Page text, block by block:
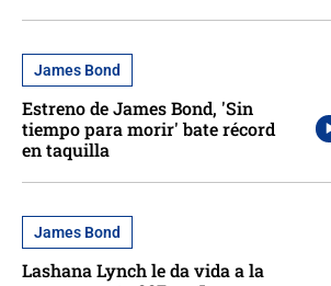
James Bond
Estreno de James Bond, 'Sin
tiempo para morir' bate récord
en taquilla
James Bond
Lashana Lynch le da vida a la